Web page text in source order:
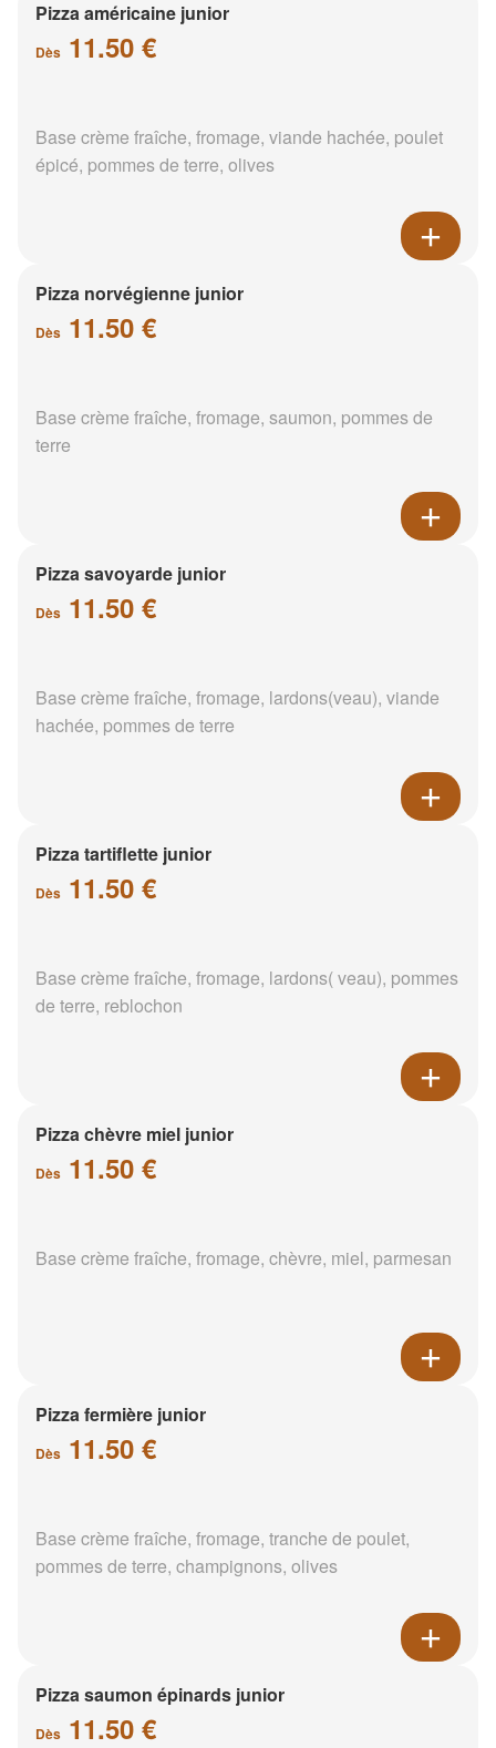
Pizza américaine junior
Dès 11.50 €
Base crème fraîche, fromage, viande hachée, poulet
épicé, pommes de terre, olives
Pizza norvégienne junior
Dès 11.50 €
Base crème fraîche, fromage, saumon, pommes de
terre
Pizza savoyarde junior
Dès 11.50 €
Base crème fraîche, fromage, lardons(veau), viande
hachée, pommes de terre
Pizza tartiflette junior
Dès 11.50 €
Base crème fraîche, fromage, lardons( veau), pommes
de terre, reblochon
Pizza chèvre miel junior
Dès 11.50 €
Base crème fraîche, fromage, chèvre, miel, parmesan
Pizza fermière junior
Dès 11.50 €
Base crème fraîche, fromage, tranche de poulet,
pommes de terre, champignons, olives
Pizza saumon épinards junior
Dès 11.50 €